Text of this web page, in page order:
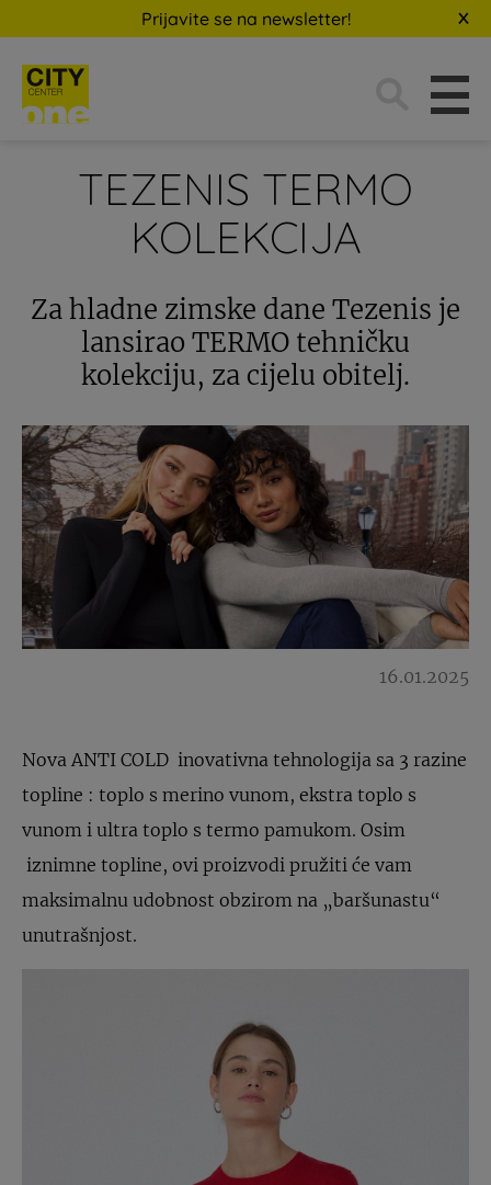
Prijavite se na newsletter!
TEZENIS TERMO
KOLEKCIJA
Za hladne zimske dane Tezenis je
lansirao TERMO tehničku
kolekciju, za cijelu obitelj.
16.01.2025
Nova ANTI COLD inovativna tehnologija sa 3 razine
topline : toplo s merino vunom, ekstra toplo s
vunom i ultra toplo s termo pamukom. Osim
iznimne topline, ovi proizvodi pružiti će vam
maksimalnu udobnost obzirom na „baršunastu“
unutrašnjost.